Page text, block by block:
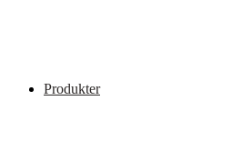
Produkter